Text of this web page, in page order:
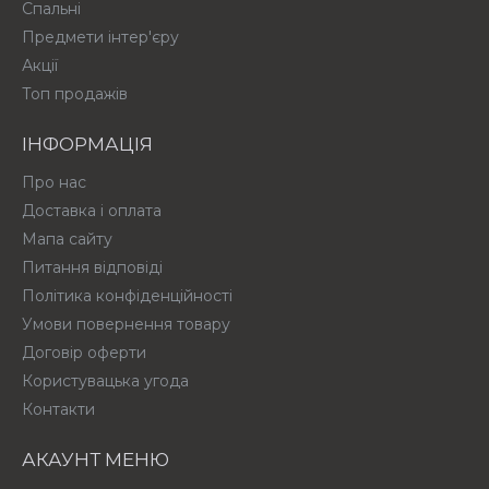
Спальні
Предмети інтер'єру
Акції
Топ продажів
ІНФОРМАЦІЯ
Про нас
Доставка і оплата
Мапа сайту
Питання відповіді
Політика конфіденційності
Умови повернення товару
Договір оферти
Користувацька угода
Контакти
АКАУНТ МЕНЮ